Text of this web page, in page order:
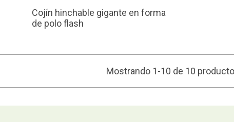
Cojín hinchable gigante en forma
de polo flash
Mostrando 1-10 de 10